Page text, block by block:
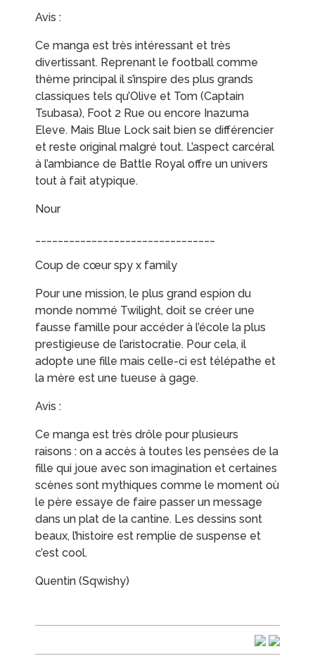
Avis :
Ce manga est très intéressant et très
divertissant. Reprenant le football comme
thème principal il s’inspire des plus grands
classiques tels qu’Olive et Tom (Captain
Tsubasa), Foot 2 Rue ou encore Inazuma
Eleve. Mais Blue Lock sait bien se différencier
et reste original malgré tout. L’aspect carcéral
à l’ambiance de Battle Royal offre un univers
tout à fait atypique.
Nour
Coup de cœur spy x family
Pour une mission, le plus grand espion du
monde nommé Twilight, doit se créer une
fausse famille pour accéder à l’école la plus
prestigieuse de l’aristocratie. Pour cela, il
adopte une fille mais celle-ci est télépathe et
la mère est une tueuse à gage.
Avis :
Ce manga est très drôle pour plusieurs
raisons : on a accès à toutes les pensées de la
fille qui joue avec son imagination et certaines
scènes sont mythiques comme le moment où
le père essaye de faire passer un message
dans un plat de la cantine. Les dessins sont
beaux, l’histoire est remplie de suspense et
c’est cool.
Quentin (Sqwishy)